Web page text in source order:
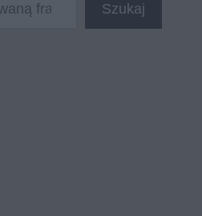
Szukaj